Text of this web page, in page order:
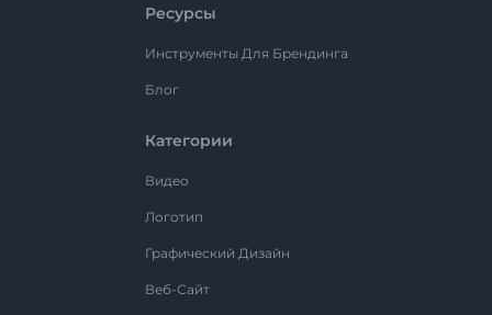
Ресурсы
Инструменты Для Брендинга
Блог
Категории
Видео
Логотип
Графический Дизайн
Веб-Сайт